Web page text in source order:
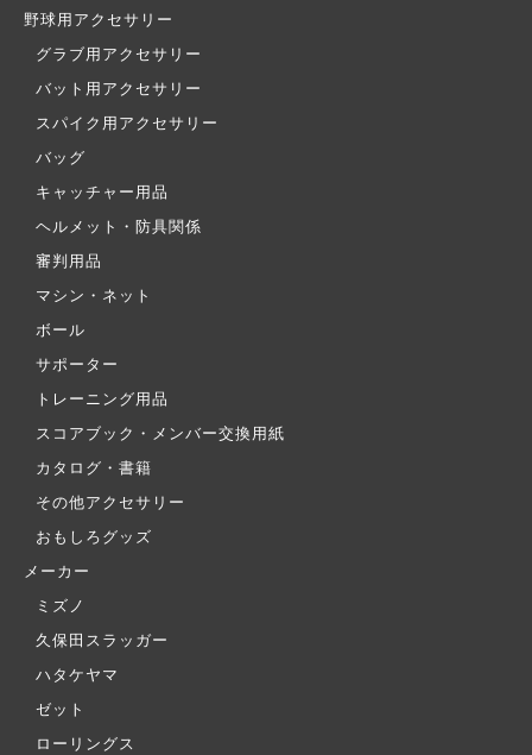
野球用アクセサリー
グラブ用アクセサリー
バット用アクセサリー
スパイク用アクセサリー
バッグ
キャッチャー用品
ヘルメット・防具関係
審判用品
マシン・ネット
ボール
サポーター
トレーニング用品
スコアブック・メンバー交換用紙
カタログ・書籍
その他アクセサリー
おもしろグッズ
メーカー
ミズノ
久保田スラッガー
ハタケヤマ
ゼット
ローリングス